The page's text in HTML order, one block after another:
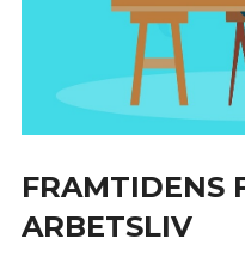
FRAMTIDENS
ARBETSLIV